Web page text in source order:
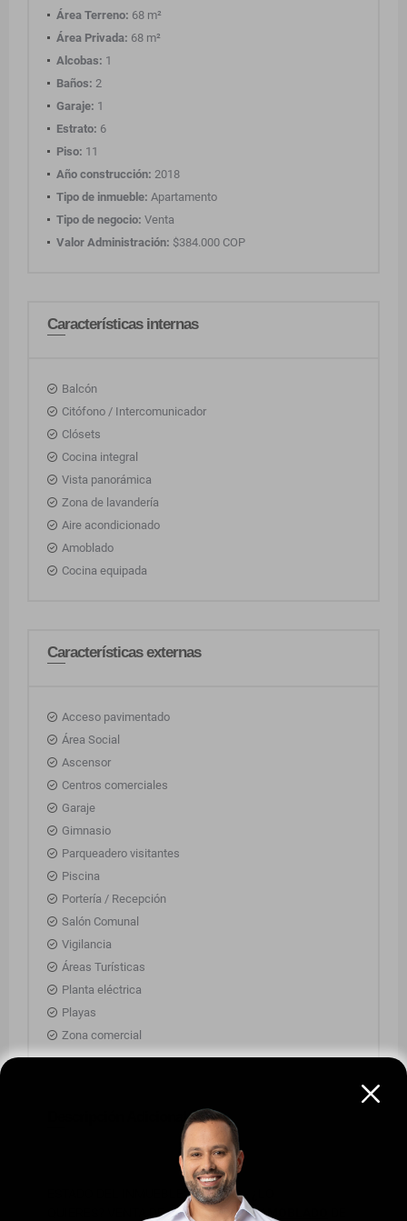
Área Terreno: 68 m²
Área Privada: 68 m²
Alcobas: 1
Baños: 2
Garaje: 1
Estrato: 6
Piso: 11
Año construcción: 2018
Tipo de inmueble: Apartamento
Tipo de negocio: Venta
Valor Administración: $384.000 COP
Características internas
Balcón
Citófono / Intercomunicador
Clósets
Cocina integral
Vista panorámica
Zona de lavandería
Aire acondicionado
Amoblado
Cocina equipada
Características externas
Acceso pavimentado
Área Social
Ascensor
Centros comerciales
Garaje
Gimnasio
Parqueadero visitantes
Piscina
Portería / Recepción
Salón Comunal
Vigilancia
Áreas Turísticas
Planta eléctrica
Playas
Zona comercial
Descripción Adicional
ESTADO DEL INMUEBLE: Excelente - ¿LO
QUIERES? VENTA DE APARTAMENTOAMOBLADO